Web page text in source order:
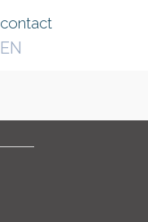
contact
EN